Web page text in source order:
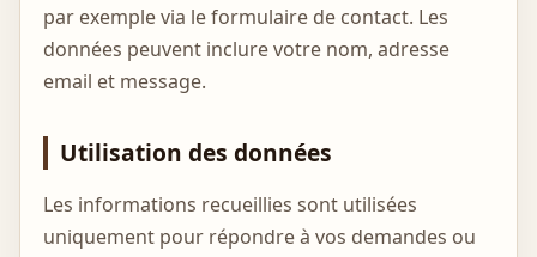
par exemple via le formulaire de contact. Les
données peuvent inclure votre nom, adresse
email et message.
Utilisation des données
Les informations recueillies sont utilisées
uniquement pour répondre à vos demandes ou